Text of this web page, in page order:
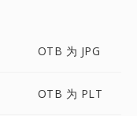
OTB 为 JPG
OTB 为 PLT